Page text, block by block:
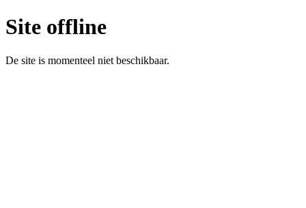
Site offline
De site is momenteel niet beschikbaar.